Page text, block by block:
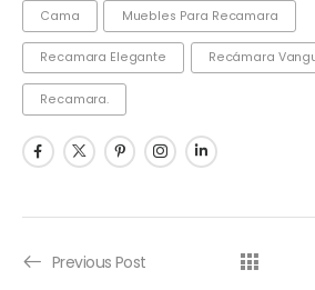
Cama Muebles Para Recamara
Recamara Elegante Recámara
Recamara.
Previous Post